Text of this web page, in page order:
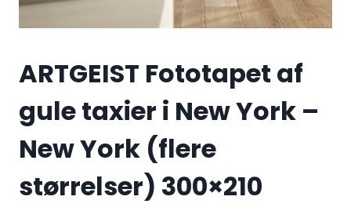
ARTGEIST Fototapet af
gule taxier i New York –
New York (flere
størrelser) 300×210